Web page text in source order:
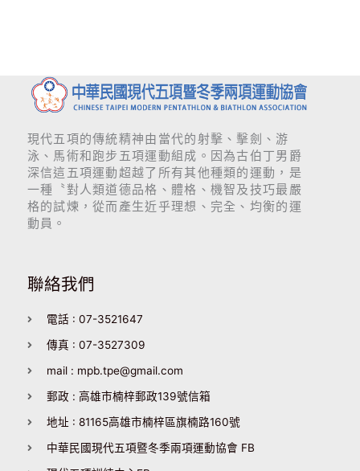
現代五項的傳統精神由當代的射擊、擊劍、游
泳、馬術和跑步五項運動組成。因為古伯丁男爵
深信這五項運動超越了所有其他種類的運動，是
一種〝對人類道德品格、體格、機智及技巧最嚴
格的試煉，從而產生近乎理想、完全、均衡的運
動員。
聯絡我們
電話 : 07-3521647
傳真 : 07-3527309
mail : mpb.tpe@gmail.com
郵政 : 高雄市楠梓郵政139號信箱
地址 : 81165高雄市楠梓區旗楠路160號
中華民國現代五項暨冬季兩項運動協會 FB